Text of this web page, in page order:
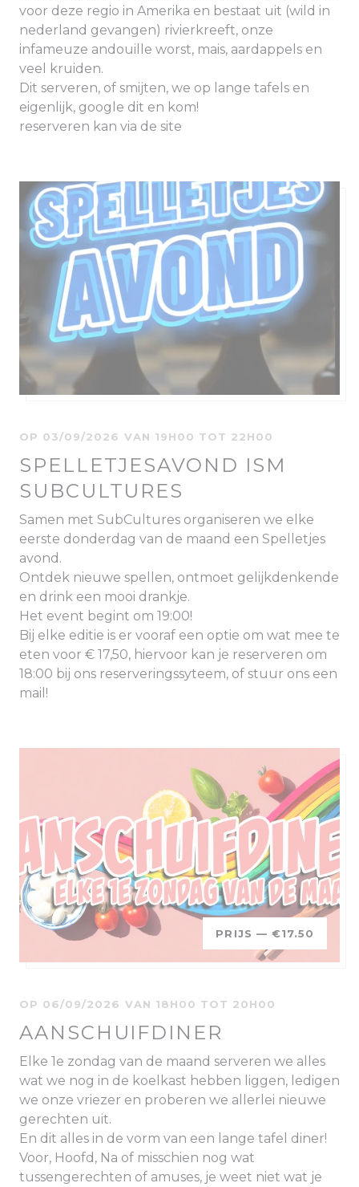
voor deze regio in Amerika en bestaat uit (wild in
nederland gevangen) rivierkreeft, onze
infameuze andouille worst, mais, aardappels en
veel kruiden.
Dit serveren, of smijten, we op lange tafels en
eigenlijk, google dit en kom!
reserveren kan via de site
OP 03/09/2026 VAN 19H00 TOT 22H00
SPELLETJESAVOND ISM
SUBCULTURES
Samen met SubCultures organiseren we elke
eerste donderdag van de maand een Spelletjes
avond.
Ontdek nieuwe spellen, ontmoet gelijkdenkende
en drink een mooi drankje.
Het event begint om 19:00!
Bij elke editie is er vooraf een optie om wat mee te
eten voor € 17,50, hiervoor kan je reserveren om
18:00 bij ons reserveringssyteem, of stuur ons een
mail!
PRIJS — €17.50
OP 06/09/2026 VAN 18H00 TOT 20H00
AANSCHUIFDINER
Elke 1e zondag van de maand serveren we alles
wat we nog in de koelkast hebben liggen, ledigen
we onze vriezer en proberen we allerlei nieuwe
gerechten uit.
En dit alles in de vorm van een lange tafel diner!
Voor, Hoofd, Na of misschien nog wat
tussengerechten of amuses, je weet niet wat je